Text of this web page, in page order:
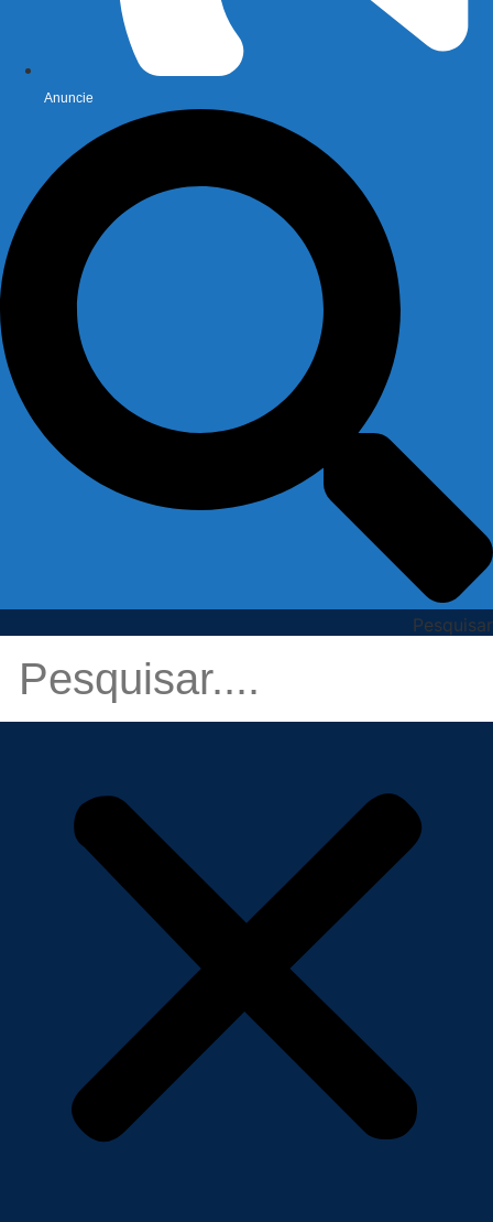
Anuncie
Pesquisar